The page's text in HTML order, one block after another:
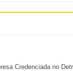
Credenciada no